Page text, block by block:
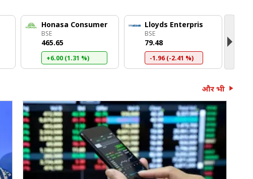
Honasa Consumer
BSE
₹465.65
+6.00 (1.31 %)
Lloyds Enterpris
BSE
₹79.48
-1.96 (-2.41 %)
और भी